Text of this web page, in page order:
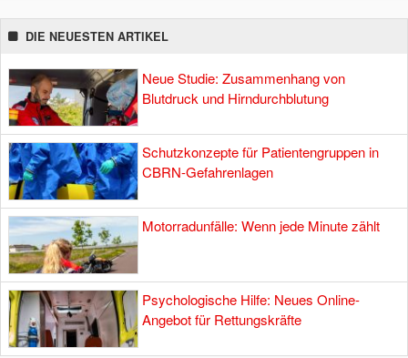
DIE NEUESTEN ARTIKEL
Neue Studie: Zusammenhang von
Blutdruck und Hirndurchblutung
Schutzkonzepte für Patientengruppen in
CBRN-Gefahrenlagen
Motorradunfälle: Wenn jede Minute zählt
Psychologische Hilfe: Neues Online-
Angebot für Rettungskräfte